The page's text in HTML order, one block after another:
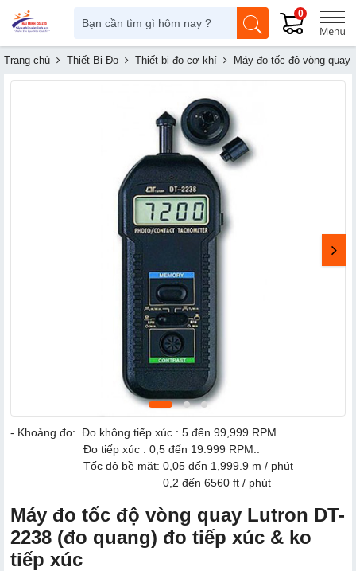
0
Trang chủ Thiết Bị Đo Thiết bị đo cơ khí Máy đo tốc độ vòng quay
- Khoảng đo: Đo không tiếp xúc : 5 đến 99,999 RPM.
Đo tiếp xúc : 0,5 đến 19.999 RPM..
Tốc độ bề mặt: 0,05 đến 1,999.9 m / phút
0,2 đến 6560 ft / phút
Máy đo tốc độ vòng quay Lutron DT-
2238 (đo quang) đo tiếp xúc & ko
tiếp xúc